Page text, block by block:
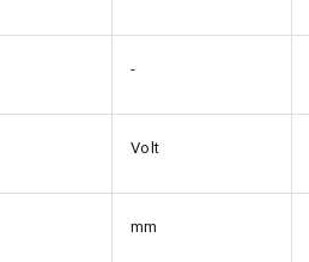
-
Volt
mm